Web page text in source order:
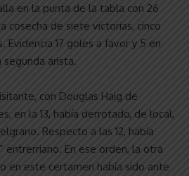
en la punta de la tabla con 26
cosecha de siete victorias, cinco
Evidencia 17 goles a favor y 5 en
arista.
con Douglas Haig de
en la 13, había derrotado, de local,
Respecto a las 12, había
entrerriano. En ese orden, la otra
en este certamen había sido ante